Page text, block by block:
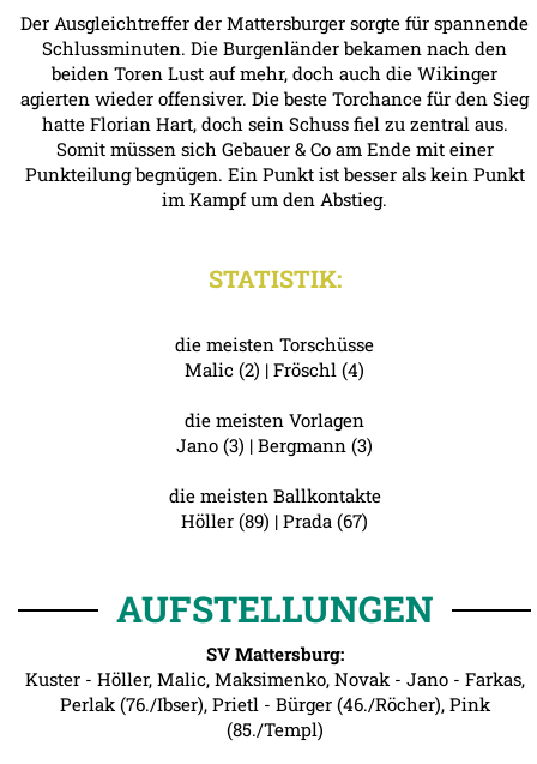
Der Ausgleichtreffer der Mattersburger sorgte für spannende
Schlussminuten. Die Burgenländer bekamen nach den
beiden Toren Lust auf mehr, doch auch die Wikinger
agierten wieder offensiver. Die beste Torchance für den Sieg
hatte Florian Hart, doch sein Schuss fiel zu zentral aus.
Somit müssen sich Gebauer & Co am Ende mit einer
Punkteilung begnügen. Ein Punkt ist besser als kein Punkt
im Kampf um den Abstieg.
STATISTIK:
die meisten Torschüsse
Malic (2) | Fröschl (4)
die meisten Vorlagen
Jano (3) | Bergmann (3)
die meisten Ballkontakte
Höller (89) | Prada (67)
AUFSTELLUNGEN
SV Mattersburg:
Kuster - Höller, Malic, Maksimenko, Novak - Jano - Farkas,
Perlak (76./Ibser), Prietl - Bürger (46./Röcher), Pink
(85./Templ)